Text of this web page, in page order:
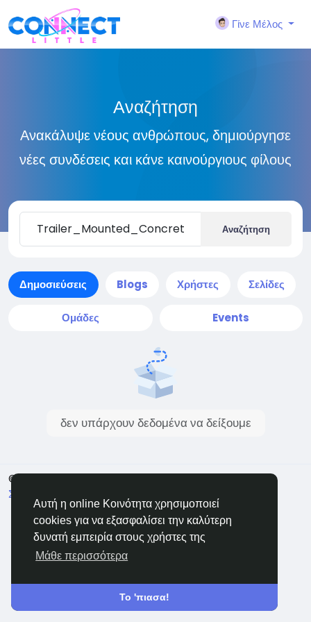
Αυτή η online Κοινότητα χρησιμοποιεί
cookies για να εξασφαλίσει την καλύτερη
δυνατή εμπειρία στους χρήστες της
Μάθε περισσότερα
Το 'πιασα!
Γίνε Μέλος
Αναζήτηση
Ανακάλυψε νέους ανθρώπους, δημιούργησε
νέες συνδέσεις και κάνε καινούργιους φίλους
Αναζήτηση
Δημοσιεύσεις Blogs Χρήστες Σελίδες
Ομάδες Events
δεν υπάρχουν δεδομένα να δείξουμε
© 2026 Connect Little
Σχετικά
Κατάλογος